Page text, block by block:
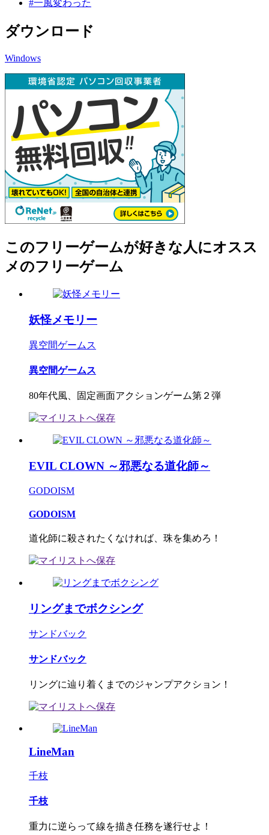
#一風変わった
ダウンロード
Windows
このフリーゲームが好きな人にオスス
メのフリーゲーム
妖怪メモリー
異空間ゲームス
異空間ゲームス
80年代風、固定画面アクションゲーム第２弾
EVIL CLOWN ～邪悪なる道化師～
GODOISM
GODOISM
道化師に殺されたくなければ、珠を集めろ！
リングまでボクシング
サンドバック
サンドバック
リングに辿り着くまでのジャンプアクション！
LineMan
千枝
千枝
重力に逆らって線を描き任務を遂行せよ！